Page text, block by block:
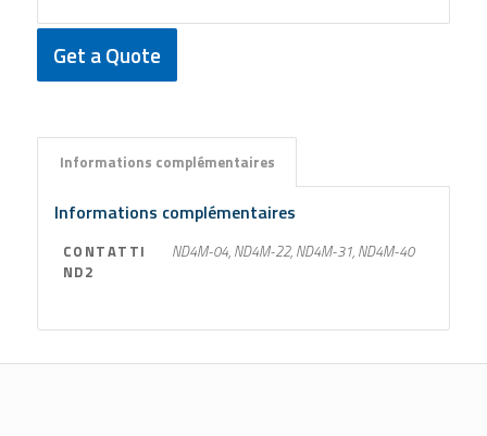
Get a Quote
Informations complémentaires
Informations complémentaires
CONTATTI
ND2
ND4M-04, ND4M-22, ND4M-31, ND4M-40